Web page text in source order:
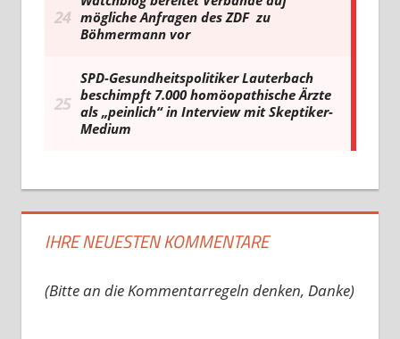
IHRE NEUESTEN KOMMENTARE
(Bitte an die Kommentarregeln denken, Danke)